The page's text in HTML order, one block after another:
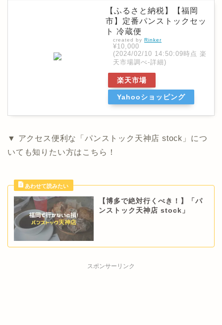
【ふるさと納税】【福岡
市】定番パンストックセッ
ト 冷蔵便
created by Rinker
¥10,000
(2024/02/10 14:50:09時点 楽
天市場調べ-詳細)
楽天市場
Yahooショッピング
▼ アクセス便利な「パンストック天神店 stock」につ
いても知りたい方はこちら！
【博多で絶対行くべき！】「パ
ンストック天神店 stock」
スポンサーリンク